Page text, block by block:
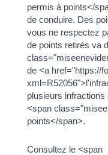
permis à points</
de conduire. Des
vous ne respectez
de points retirés va
de <a href="https://
plusieurs
<span
points</span>.
Consultez le <span